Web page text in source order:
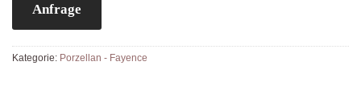
Anfrage
Kategorie: Porzellan - Fayence